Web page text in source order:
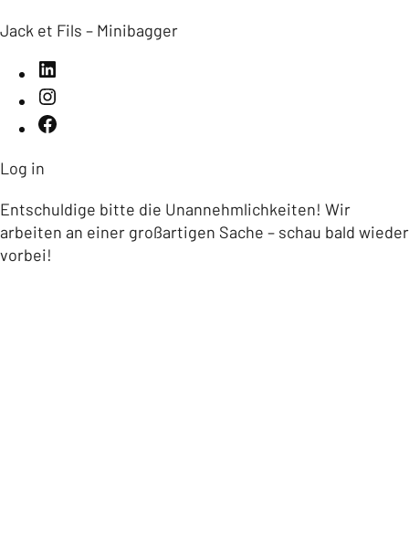
Jack et Fils – Minibagger
Log in
Entschuldige bitte die Unannehmlichkeiten! Wir
arbeiten an einer großartigen Sache – schau bald wieder
vorbei!